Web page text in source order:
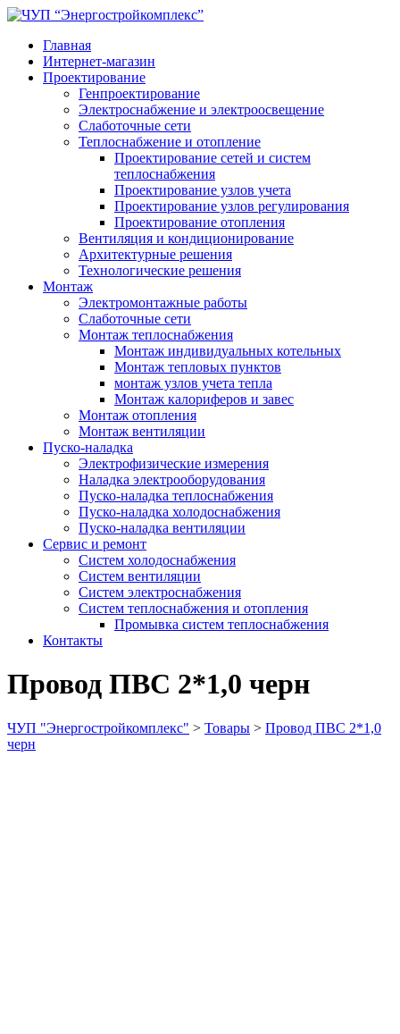
Главная
Интернет-магазин
Проектирование
Генпроектирование
Электроснабжение и электроосвещение
Слаботочные сети
Теплоснабжение и отопление
Проектирование сетей и систем
теплоснабжения
Проектирование узлов учета
Проектирование узлов регулирования
Проектирование отопления
Вентиляция и кондиционирование
Архитектурные решения
Технологические решения
Монтаж
Электромонтажные работы
Слаботочные сети
Монтаж теплоснабжения
Монтаж индивидуальных котельных
Монтаж тепловых пунктов
монтаж узлов учета тепла
Монтаж калориферов и завес
Монтаж отопления
Монтаж вентиляции
Пуско-наладка
Электрофизические измерения
Наладка электрооборудования
Пуско-наладка теплоснабжения
Пуско-наладка холодоснабжения
Пуско-наладка вентиляции
Сервис и ремонт
Систем холодоснабжения
Систем вентиляции
Систем электроснабжения
Систем теплоснабжения и отопления
Промывка систем теплоснабжения
Контакты
Провод ПВС 2*1,0 черн
ЧУП "Энергостройкомплекс" > Товары > Провод ПВС 2*1,0
черн